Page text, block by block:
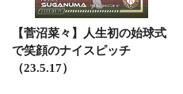
【菅沼菜々】人生初の始球式
で笑顔のナイスピッチ
（23.5.17）